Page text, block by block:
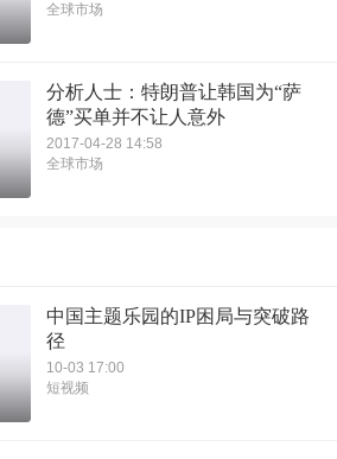
全球市场
分析人士：特朗普让韩国为“萨
德”买单并不让人意外
2017-04-28 14:58
全球市场
中国主题乐园的IP困局与突破路
径
10-03 17:00
短视频